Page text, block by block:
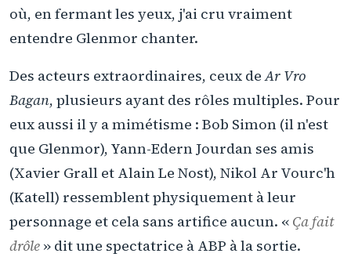
où, en fermant les yeux, j'ai cru vraiment
entendre Glenmor chanter.
Des acteurs extraordinaires, ceux deAr Vro
Bagan, plusieurs ayant des rôles multiples. Pour
eux aussi il y a mimétisme : Bob Simon (il n'est
que Glenmor), Yann-Edern Jourdan ses amis
(Xavier Grall et Alain Le Nost), Nikol Ar Vourc'h
(Katell) ressemblent physiquement à leur
personnage et cela sans artifice aucun. « Ça fait
drôle » dit une spectatrice à ABP à la sortie.